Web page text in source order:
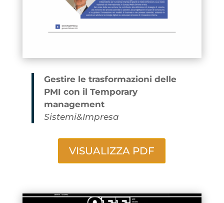
Gestire le trasformazioni delle
PMI con il Temporary
management
Sistemi&Impresa
VISUALIZZA PDF